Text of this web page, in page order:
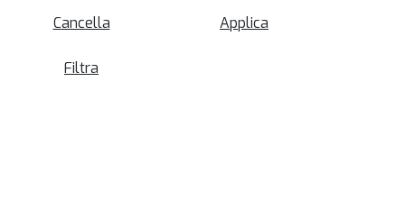
Cancella
Applica
Filtra